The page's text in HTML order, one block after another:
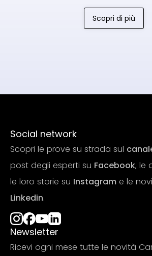
Scopri di più
Social network
Scopri le prove su strada sul
post degli esperti su Facebook, le
le loro storie su Instagram e le
Linkedin.
Newsletter
Ricevi ogni mese tutte le novità